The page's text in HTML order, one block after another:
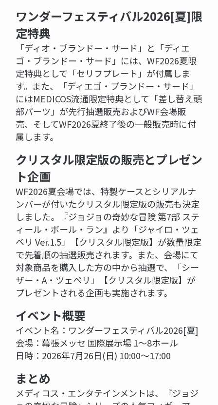
ワンダーフェスティバル2026[夏]限
定特典
「ディオ・ブランドー・サード」と「ディエ
ゴ・ブランドー・サード」には、WF2026夏限
定特典として「セリフプレート」が付属しま
す。また、「ディエゴ・ブランドー・サード」
にはMEDICOS流通限定特典として「差し替え頭
部パーツ」が先行抽選販売およびWF会場販
売、そしてWF2026夏終了後の一般販売時に付
属します。
クリスタル限定版の販売とプレゼン
ト企画
WF2026夏会場では、特製ケースとシリアルナ
ンバーが付いたクリスタル限定版の販売も決定
しました。『ジョジョの奇妙な冒険 第7部 ステ
ィール・ボール・ラン』より「ジャイロ・ツェ
ペリ Ver.1.5」【クリスタル限定版】が数量限定
で先着順の抽選販売されます。また、会場にて
対象商品を購入した方の中から抽選で、「シー
ザー・A・ツェペリ」【クリスタル限定版】が
プレゼントされる企画も実施されます。
イベント概要
イベント名：ワンダーフェスティバル2026[夏]
会場：幕張メッセ 国際展示場 1～8ホール
日時：2026年7月26日(日) 10:00～17:00
まとめ
メディコス・エンタテインメントは、『ジョジ